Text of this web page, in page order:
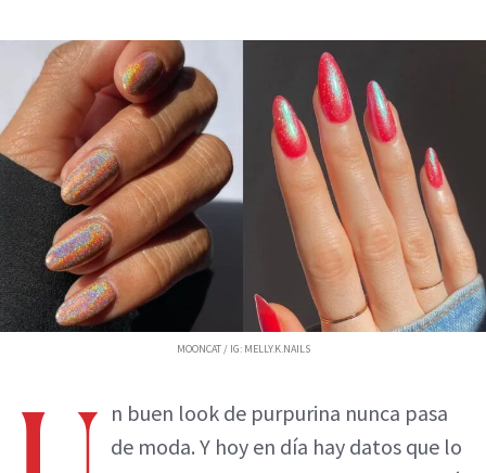
MOONCAT / IG: MELLY.K.NAILS
n buen look de purpurina nunca pasa
de moda. Y hoy en día hay datos que lo